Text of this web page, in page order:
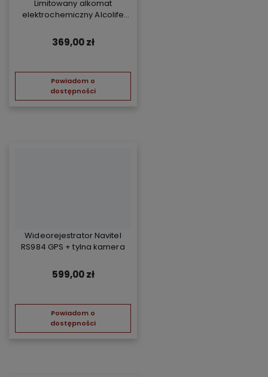
Limitowany alkomat
elektrochemiczny Alcolife
369,00 zł
Powiadom o
dostępności
Wideorejestrator Navitel
RS984 GPS + tylna kamera
599,00 zł
Powiadom o
dostępności